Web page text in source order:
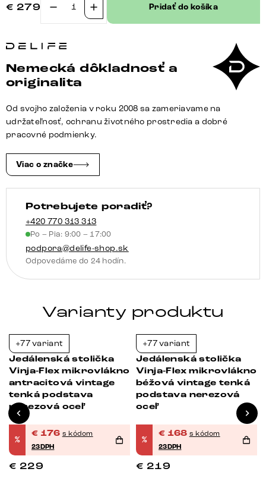
€ 279
množstvo
stolička
Flex
texturovaná
látka
mäkký
sivá
podstava
široká
grafitová
360°
otočná
hojdacia
funkcia
Pridať do košíka
Nemecká dôkladnosť a
originalita
Od svojho založenia v roku 2008 sa zameriavame na
udržateľnosť, ochranu životného prostredia a dobré
pracovné podmienky.
Viac o značke
Potrebujete poradiť?
+420 770 313 313
Po – Pia: 9:00 – 17:00
podpora@delife-shop.sk
Odpovedáme do 24 hodín.
Varianty produktu
+77 variant
Jedálenská stolička
Vinja-Flex mikrovlákno
antracitová vintage
tenká podstava
nerezová oceľ
%
€ 176 s kódom
23DPH
€ 229
+77 variant
Jedálenská stolička
Vinja-Flex mikrovlákno
béžová vintage tenká
podstava nerezová
oceľ
%
€ 168 s kódom
23DPH
€ 219